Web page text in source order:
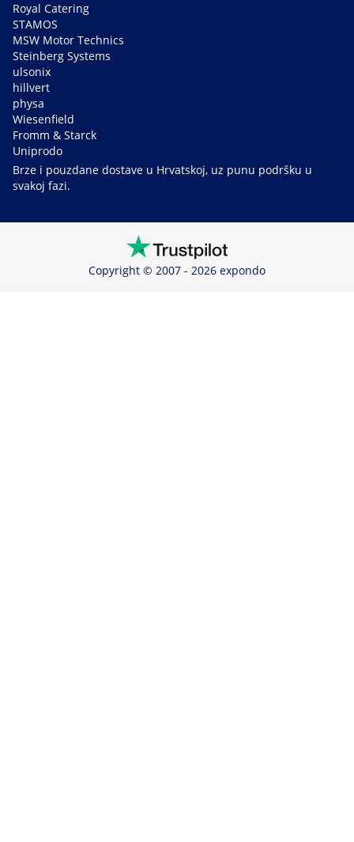
Royal Catering
STAMOS
MSW Motor Technics
Steinberg Systems
ulsonix
hillvert
physa
Wiesenfield
Fromm & Starck
Uniprodo
Brze i pouzdane dostave u Hrvatskoj, uz punu podršku u
svakoj fazi.
Copyright © 2007 - 2026 expondo